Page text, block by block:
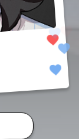
favorite
favorite
favoritefavorite
favorite